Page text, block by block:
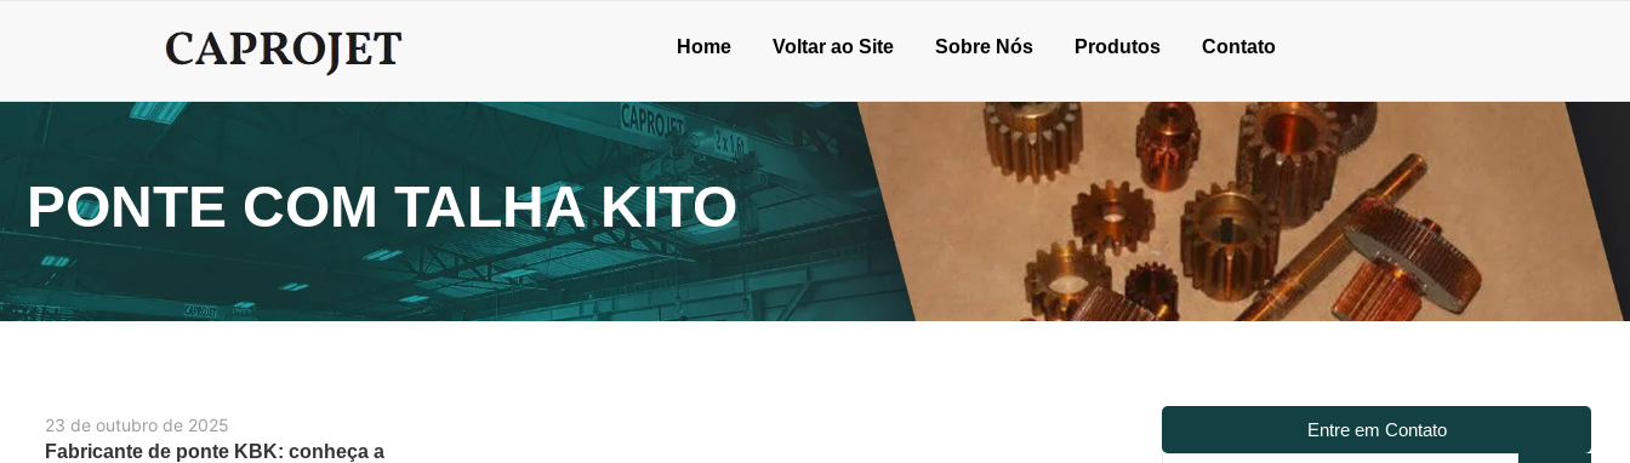
Home Voltar ao Site Sobre Nós Produtos Contato
PONTE COM TALHA KITO
23 de outubro de 2025
Fabricante de ponte KBK: conheça a
Entre em Contato